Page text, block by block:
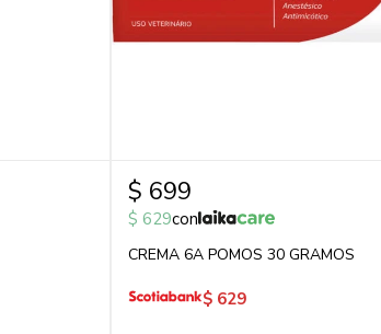
$ 699
$ 629con
CREMA 6A POMOS 30 GRAMOS
$ 629